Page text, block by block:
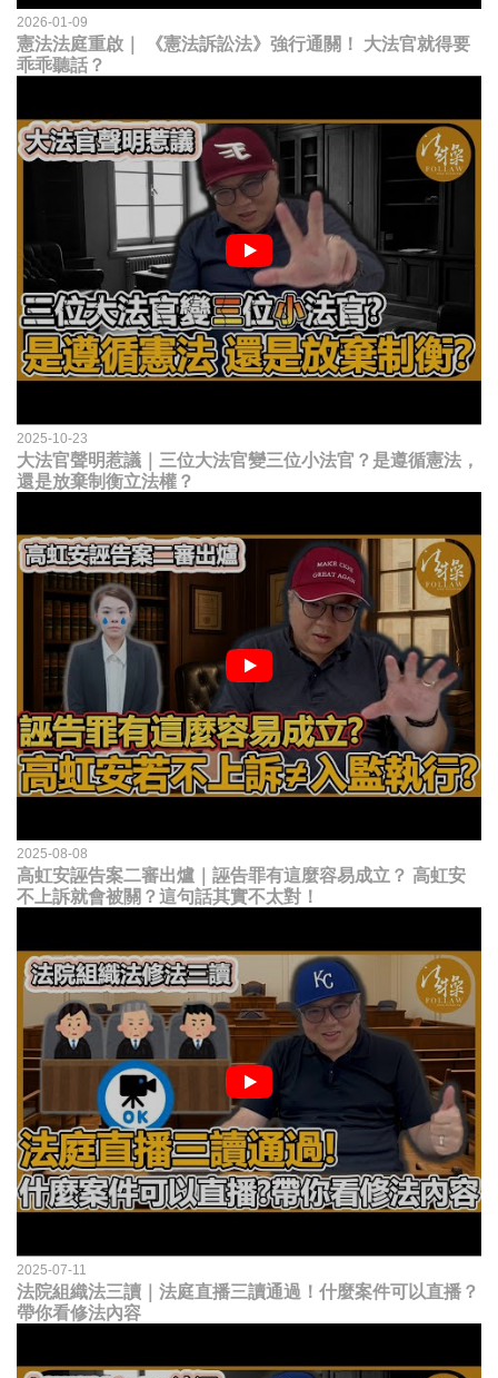
2026-01-09
憲法法庭重啟｜ 《憲法訴訟法》強行通關！ 大法官就得要
乖乖聽話？
2025-10-23
大法官聲明惹議｜三位大法官變三位小法官？是遵循憲法，
還是放棄制衡立法權？
2025-08-08
高虹安誣告案二審出爐｜誣告罪有這麼容易成立？ 高虹安
不上訴就會被關？這句話其實不太對！
2025-07-11
法院組織法三讀｜法庭直播三讀通過！什麼案件可以直播？
帶你看修法內容